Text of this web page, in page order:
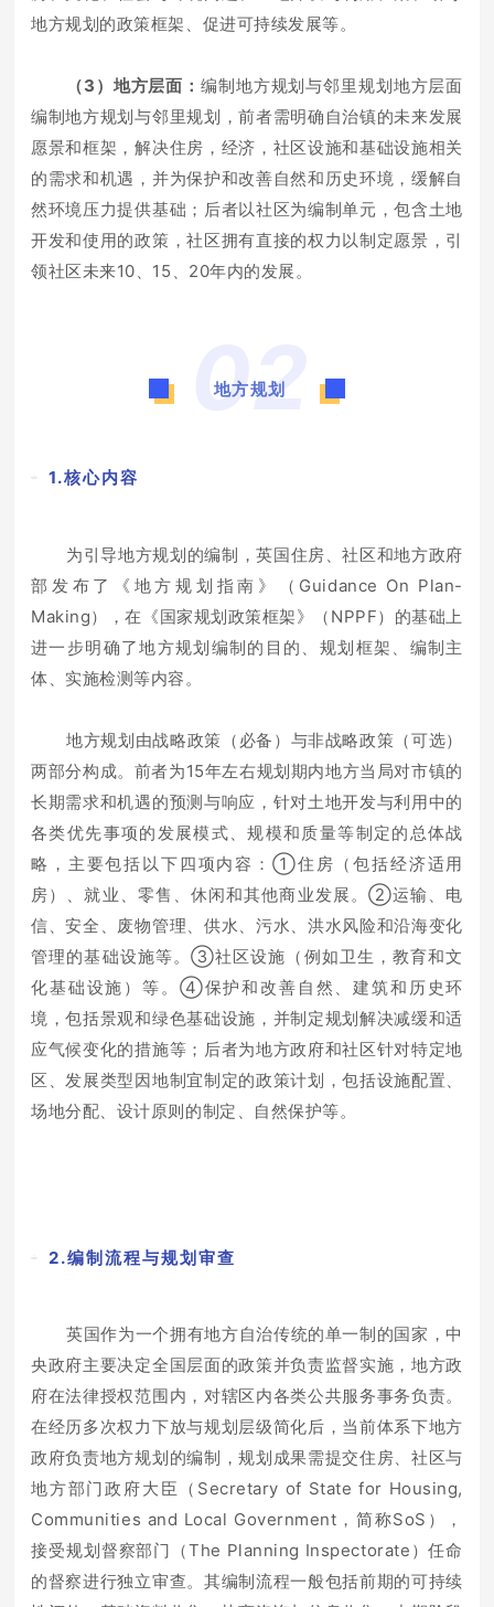
地方规划的政策框架、促进可持续发展等。
（3）地方层面：编制地方规划与邻里规划地方层面
编制地方规划与邻里规划，前者需明确自治镇的未来发展
愿景和框架，解决住房，经济，社区设施和基础设施相关
的需求和机遇，并为保护和改善自然和历史环境，缓解自
然环境压力提供基础；后者以社区为编制单元，包含土地
开发和使用的政策，社区拥有直接的权力以制定愿景，引
领社区未来10、15、20年内的发展。
02
地方规划
1.核心内容
为引导地方规划的编制，英国住房、社区和地方政府
部发布了《地方规划指南》（Guidance On Plan-
Making），在《国家规划政策框架》（NPPF）的基础上
进一步明确了地方规划编制的目的、规划框架、编制主
体、实施检测等内容。
地方规划由战略政策（必备）与非战略政策（可选）
两部分构成。前者为15年左右规划期内地方当局对市镇的
长期需求和机遇的预测与响应，针对土地开发与利用中的
各类优先事项的发展模式、规模和质量等制定的总体战
略，主要包括以下四项内容：①住房（包括经济适用
房）、就业、零售、休闲和其他商业发展。②运输、电
信、安全、废物管理、供水、污水、洪水风险和沿海变化
管理的基础设施等。③社区设施（例如卫生，教育和文
化基础设施）等。④保护和改善自然、建筑和历史环
境，包括景观和绿色基础设施，并制定规划解决减缓和适
应气候变化的措施等；后者为地方政府和社区针对特定地
区、发展类型因地制宜制定的政策计划，包括设施配置、
场地分配、设计原则的制定、自然保护等。
2.编制流程与规划审查
英国作为一个拥有地方自治传统的单一制的国家，中
央政府主要决定全国层面的政策并负责监督实施，地方政
府在法律授权范围内，对辖区内各类公共服务事务负责。
在经历多次权力下放与规划层级简化后，当前体系下地方
政府负责地方规划的编制，规划成果需提交住房、社区与
地方部门政府大臣（Secretary of State for Housing,
Communities and Local Government，简称SoS），
接受规划督察部门（The Planning Inspectorate）任命
的督察进行独立审查。其编制流程一般包括前期的可持续